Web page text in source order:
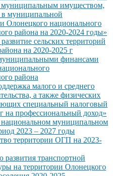
муниципальным имуществом,
муниципальной
Олонецкого национального
района на 2020-2024 годы»
сельских территорий
на 2020-2025 г
финансами
района
малого и среднего
а также физических
специальный налоговый
на профессиональный доход»
муниципальном
2023 – 2027 годы
территории ОГП на 2023-
развития транспортной
на территории Олонецкого